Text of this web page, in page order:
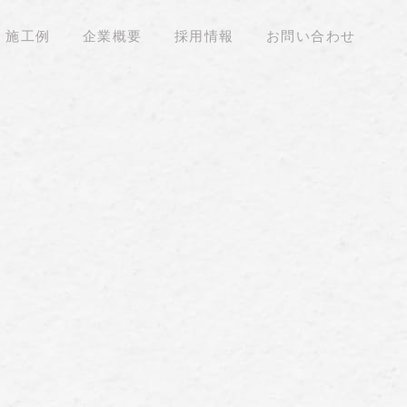
施工例 企業概要 採用情報 お問い合わせ